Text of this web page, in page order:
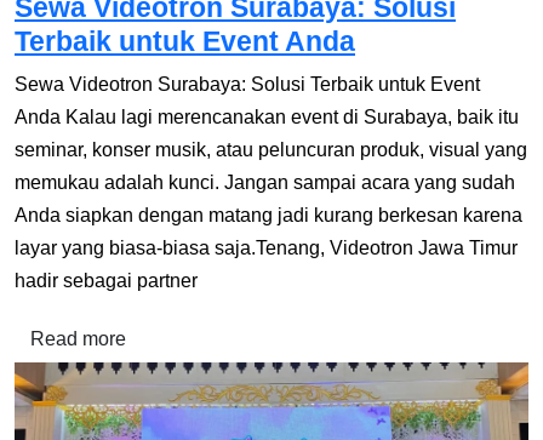
Sewa Videotron Surabaya: Solusi
Terbaik untuk Event Anda
Sewa Videotron Surabaya: Solusi Terbaik untuk Event
Anda Kalau lagi merencanakan event di Surabaya, baik itu
seminar, konser musik, atau peluncuran produk, visual yang
memukau adalah kunci. Jangan sampai acara yang sudah
Anda siapkan dengan matang jadi kurang berkesan karena
layar yang biasa-biasa saja.Tenang, Videotron Jawa Timur
hadir sebagai partner
Read more